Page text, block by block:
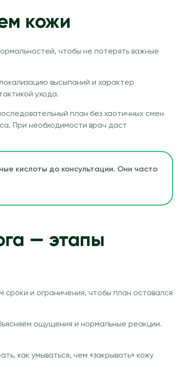
кожи
чтобы не потерять важные
высыпаний и характер
ухода.
план без хаотичных смен
При необходимости врач даст
кислоты до консультации. Они часто
— этапы
сроки и ограничения, чтобы план оставался
ощущения и нормальные реакции.
как умываться, чем «закрывать» кожу